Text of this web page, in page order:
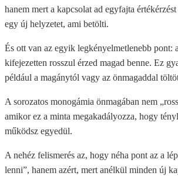
hanem mert a kapcsolat ad egyfajta
egy új helyzetet, ami betölti.
És ott van az egyik legkényelmetlenebb pont:
kifejezetten rosszul érzed magad benne. Ez
például a magánytól vagy az önmagaddal
A sorozatos monogámia önmagában nem
amikor ez a minta megakadályozza, hogy
működsz egyedül.
A nehéz felismerés az, hogy néha pont az a
lenni”, hanem azért, mert anélkül minden új